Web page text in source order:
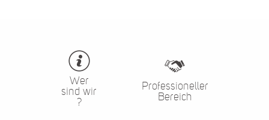
Wer
sind wir
?
Professioneller
Bereich